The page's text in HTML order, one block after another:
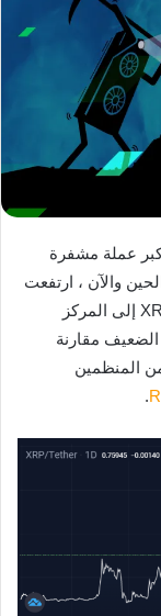
عملة مشفرة
بين ذلك الحين والآن ، ارتفعت
قيمة الشبكة إلى 37 مليار دولار ، بينما انزلق XRP إلى المركز
مقارنة
المنظمين